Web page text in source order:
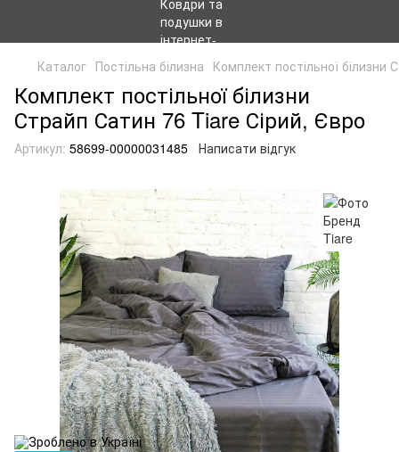
Каталог Постільна білизна Комплект постільної білизни
Комплект постільної білизни
Страйп Сатин 76 Tiare Сірий, Євро
Артикул: 58699-00000031485 Написати відгук